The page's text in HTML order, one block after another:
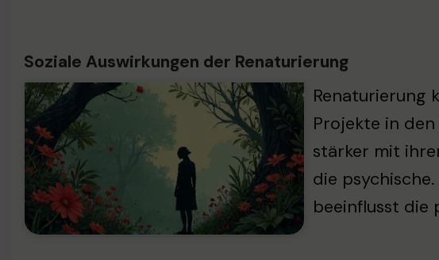
Soziale Auswirkungen der Renaturierung
Renaturierung
Projekte in
stärker mit
die
beeinflusst die